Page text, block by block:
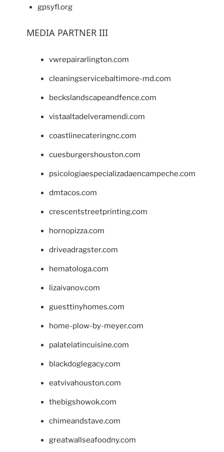
gpsyfl.org
MEDIA PARTNER III
vwrepairarlington.com
cleaningservicebaltimore-md.com
beckslandscapeandfence.com
vistaaltadelveramendi.com
coastlinecateringnc.com
cuesburgershouston.com
psicologiaespecializadaencampeche.com
dmtacos.com
crescentstreetprinting.com
hornopizza.com
driveadragster.com
hematologa.com
lizaivanov.com
guesttinyhomes.com
home-plow-by-meyer.com
palatelatincuisine.com
blackdoglegacy.com
eatvivahouston.com
thebigshowok.com
chimeandstave.com
greatwallseafoodny.com